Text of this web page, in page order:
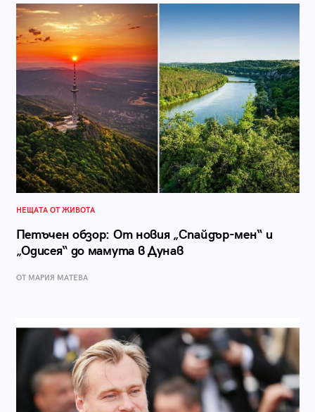
НЕЩАТА ОТ ЖИВОТА
Петъчен обзор: От новия „Спайдър-мен“ и
„Одисея“ до мамута в Дунав
ОТ МАРИЯ МАТЕВА